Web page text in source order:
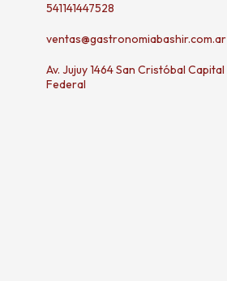
541141447528
ventas@gastronomiabashir.com.ar
Av. Jujuy 1464 San Cristóbal Capital
Federal